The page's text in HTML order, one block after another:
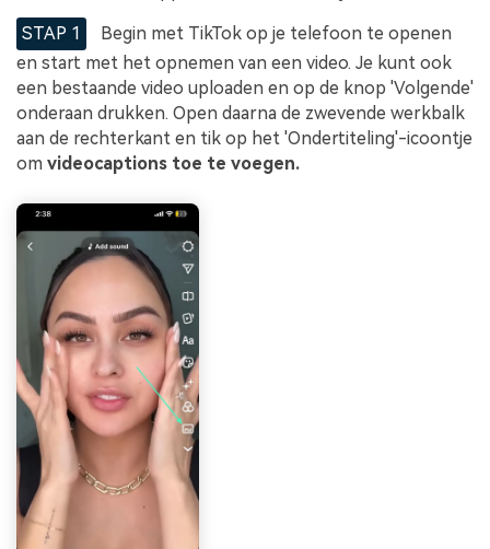
STAP 1
Begin met TikTok op je telefoon te openen
en start met het opnemen van een video. Je kunt ook
een bestaande video uploaden en op de knop 'Volgende'
onderaan drukken. Open daarna de zwevende werkbalk
aan de rechterkant en tik op het 'Ondertiteling'-icoontje
om videocaptions toe te voegen.